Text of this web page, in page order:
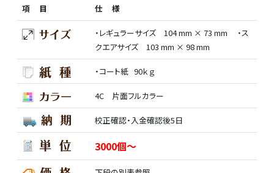
項 目 仕 様
・レギュラーサイズ 104 mm × 73 mm ・ス
クエアサイズ 103 mm × 98 mm
・コート紙 90ｋｇ
4C 片面フルカラー
校正確認・入金確認後5日
3000個～